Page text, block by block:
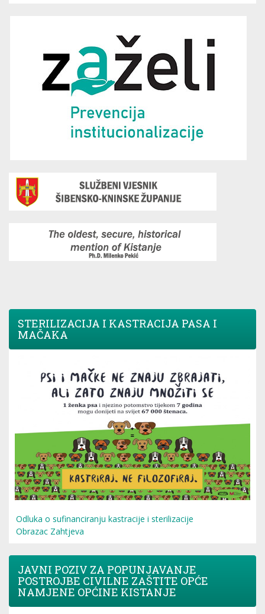
STERILIZACIJA I KASTRACIJA PASA I
MAČAKA
Odluka o sufinanciranju kastracije i sterilizacije
Obrazac Zahtjeva
JAVNI POZIV ZA POPUNJAVANJE
POSTROJBE CIVILNE ZAŠTITE OPĆE
NAMJENE OPĆINE KISTANJE